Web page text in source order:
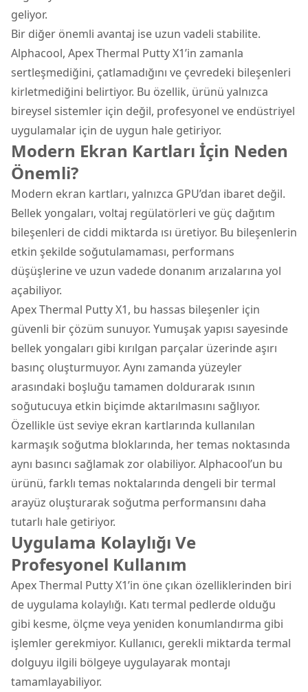
geliyor.
Bir diğer önemli avantaj ise uzun vadeli stabilite.
Alphacool, Apex Thermal Putty X1’in zamanla
sertleşmediğini, çatlamadığını ve çevredeki bileşenleri
kirletmediğini belirtiyor. Bu özellik, ürünü yalnızca
bireysel sistemler için değil, profesyonel ve endüstriyel
uygulamalar için de uygun hale getiriyor.
Modern Ekran Kartları İçin Neden
Önemli?
Modern ekran kartları, yalnızca GPU’dan ibaret değil.
Bellek yongaları, voltaj regülatörleri ve güç dağıtım
bileşenleri de ciddi miktarda ısı üretiyor. Bu bileşenlerin
etkin şekilde soğutulamaması, performans
düşüşlerine ve uzun vadede donanım arızalarına yol
açabiliyor.
Apex Thermal Putty X1, bu hassas bileşenler için
güvenli bir çözüm sunuyor. Yumuşak yapısı sayesinde
bellek yongaları gibi kırılgan parçalar üzerinde aşırı
basınç oluşturmuyor. Aynı zamanda yüzeyler
arasındaki boşluğu tamamen doldurarak ısının
soğutucuya etkin biçimde aktarılmasını sağlıyor.
Özellikle üst seviye ekran kartlarında kullanılan
karmaşık soğutma bloklarında, her temas noktasında
aynı basıncı sağlamak zor olabiliyor. Alphacool’un bu
ürünü, farklı temas noktalarında dengeli bir termal
arayüz oluşturarak soğutma performansını daha
tutarlı hale getiriyor.
Uygulama Kolaylığı Ve
Profesyonel Kullanım
Apex Thermal Putty X1’in öne çıkan özelliklerinden biri
de uygulama kolaylığı. Katı termal pedlerde olduğu
gibi kesme, ölçme veya yeniden konumlandırma gibi
işlemler gerekmiyor. Kullanıcı, gerekli miktarda termal
dolguyu ilgili bölgeye uygulayarak montajı
tamamlayabiliyor.